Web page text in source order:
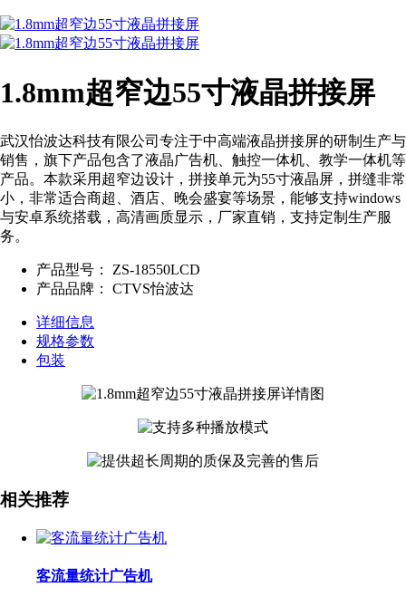
1.8mm超窄边55寸液晶拼接屏
武汉怡波达科技有限公司专注于中高端液晶拼接屏的研制生产与
销售，旗下产品包含了液晶广告机、触控一体机、教学一体机等
产品。本款采用超窄边设计，拼接单元为55寸液晶屏，拼缝非常
小，非常适合商超、酒店、晚会盛宴等场景，能够支持windows
与安卓系统搭载，高清画质显示，厂家直销，支持定制生产服
务。
产品型号：
ZS-18550LCD
产品品牌：
CTVS怡波达
详细信息
规格参数
包装
相关推荐
客流量统计广告机